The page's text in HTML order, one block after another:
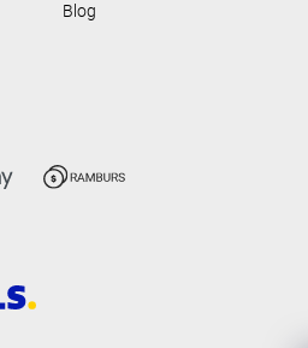
Blog